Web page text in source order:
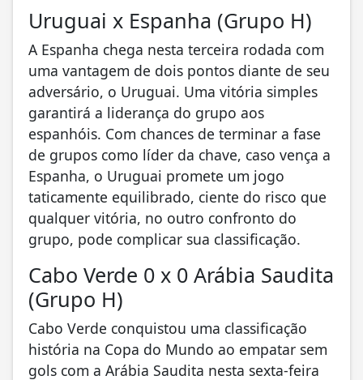
Uruguai x Espanha (Grupo H)
A Espanha chega nesta terceira rodada com
uma vantagem de dois pontos diante de seu
adversário, o Uruguai. Uma vitória simples
garantirá a liderança do grupo aos
espanhóis. Com chances de terminar a fase
de grupos como líder da chave, caso vença a
Espanha, o Uruguai promete um jogo
taticamente equilibrado, ciente do risco que
qualquer vitória, no outro confronto do
grupo, pode complicar sua classificação.
Cabo Verde 0 x 0 Arábia Saudita
(Grupo H)
Cabo Verde conquistou uma classificação
história na Copa do Mundo ao empatar sem
gols com a Arábia Saudita nesta sexta-feira